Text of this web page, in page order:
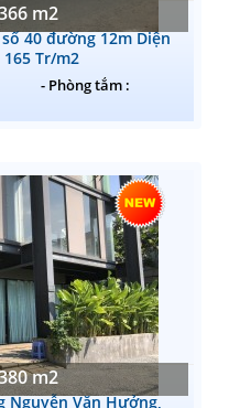
m2
40 đường 12m Diện
Tr/m2
- Phòng tắm :
m2
Nguyễn Văn Hưởng,